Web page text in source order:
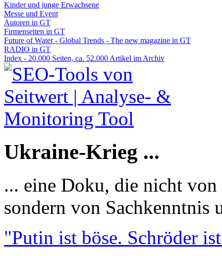
Kinder und junge Erwachsene
Messe und Event
Autoren in GT
Firmenseiten in GT
Future of Water - Global Trends - The new magazine in GT
RADIO in GT
Index - 20.000 Seiten, ca. 52.000 Artikel im Archiv
Ukraine-Krieg ...
... eine Doku, die nicht
sondern von Sachkenntnis
"Putin ist böse. Schröder